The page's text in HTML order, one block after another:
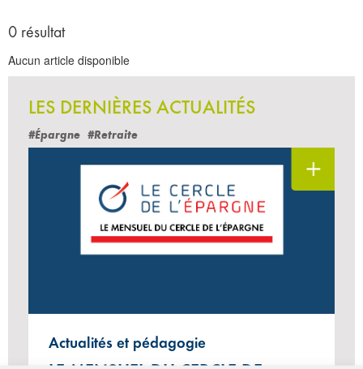
0 résultat
Aucun article disponible
LES DERNIÈRES ACTUALITÉS
#Épargne #Retraite
Actualités et pédagogie